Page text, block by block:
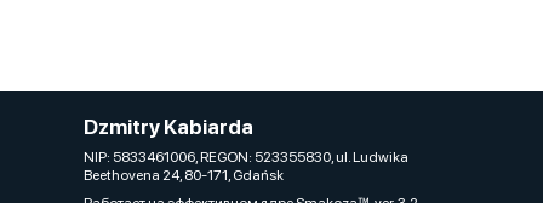
Dzmitry Kabiarda
NIP: 5833461006, REGON: 523355830, ul. Ludwika
Beethovena 24, 80-171, Gdańsk